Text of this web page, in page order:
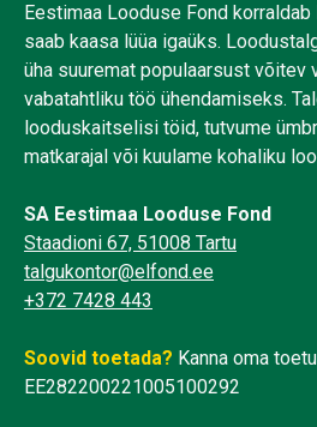
Eestimaa Looduse Fond
saab kaasa lüüa igaüks.
üha suuremat populaarsust võitev
vabatahtliku töö ühendamiseks.
looduskaitselisi töid, tutvume
matkarajal või kuulame kohaliku
SA Eestimaa Looduse Fond
Staadioni 67, 51008 Tartu
talgukontor@elfond.ee
+372 7428 443
Soovid toetada? Kanna oma
EE282200221005100292